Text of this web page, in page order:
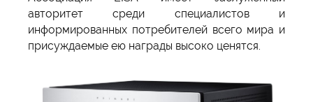
авторитет среди специалистов и
информированных потребителей всего мира и
присуждаемые ею награды высоко ценятся.